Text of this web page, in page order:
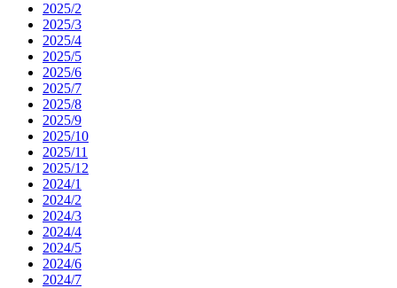
2025/2
2025/3
2025/4
2025/5
2025/6
2025/7
2025/8
2025/9
2025/10
2025/11
2025/12
2024/1
2024/2
2024/3
2024/4
2024/5
2024/6
2024/7